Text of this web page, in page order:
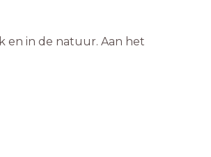
en in de natuur. Aan het